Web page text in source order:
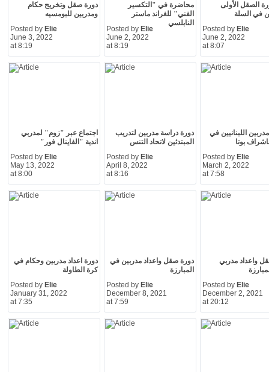
دورة صقل وتخريج حكام
ومدربين للبومسيه
Posted by Elie
June 3, 2022
at 8:19
محاضرة في "التكسير
الفني" للغراند ماستر
النابلسي
Posted by Elie
June 2, 2022
at 8:19
الصقل الأولى
في السلة
Posted by Elie
June 2, 2022
at 8:07
اجتماع عبر "زوم" لمدربي
اندية "الفاينال فور"
Posted by Elie
May 13, 2022
at 8:00
دورة دراسة مدربين لتدريب
المبتدئين لاتحاد التنس
Posted by Elie
April 8, 2022
at 8:16
اللبنانيين في
بوتا
Posted by Elie
March 2, 2022
at 7:58
دورة اعداد مدربين وحكام في
كرة الطاولة
Posted by Elie
January 31, 2022
at 7:35
دورة صقل واعداد مدربين في
المبارزة
Posted by Elie
December 8, 2021
at 7:59
واعداد مدربي
Posted by Elie
December 2, 2021
at 20:12